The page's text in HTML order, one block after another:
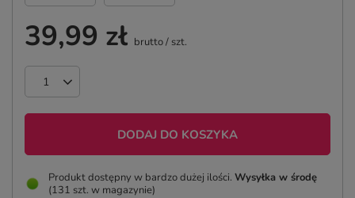
39,99 zł brutto/ szt.
DODAJ DO KOSZYKA
Produkt dostępny w bardzo dużej ilości Wysyłka w środę
(131 szt. w magazynie)